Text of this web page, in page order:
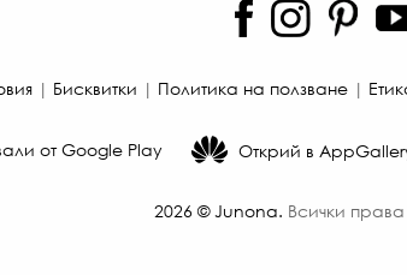
| Бисквитки | Политика на ползване |
от Google Play Открий в
2026 © Junona Всички права